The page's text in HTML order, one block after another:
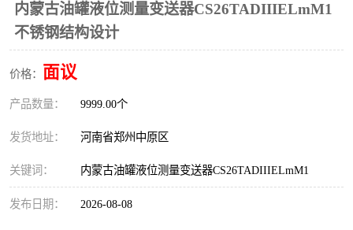
内蒙古油罐液位测量变送器CS26TADIIIELmM1
不锈钢结构设计
价格： 面议
产品数量： 9999.00个
发货地址： 河南省郑州中原区
关键词： 内蒙古油罐液位测量变送器CS26TADIIIELmM1
发布日期： 2026-08-08